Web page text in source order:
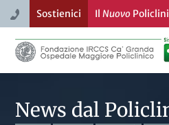
Sostienici Il Nuovo
News dal